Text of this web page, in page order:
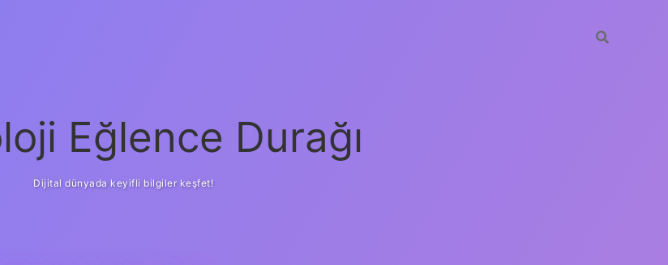
Eğlence Durağı
Dijital dünyada keyifli bilgiler keşfet!